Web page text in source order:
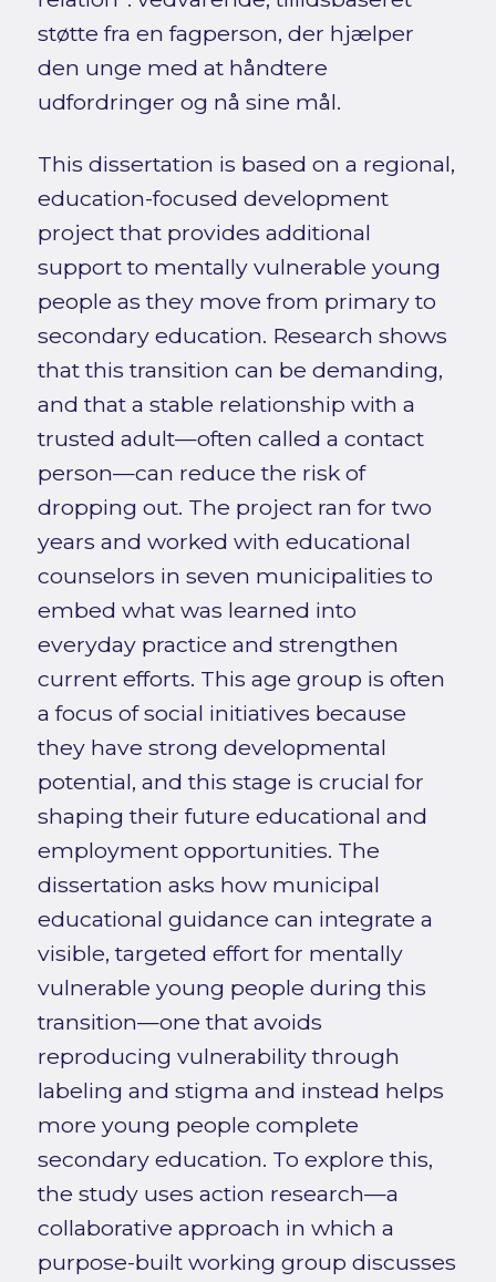
støtte fra en fagperson, der hjælper
den unge med at håndtere
udfordringer og nå sine mål.
This dissertation is based on a regional,
education-focused development
project that provides additional
support to mentally vulnerable young
people as they move from primary to
secondary education. Research shows
that this transition can be demanding,
and that a stable relationship with a
trusted adult—often called a contact
person—can reduce the risk of
dropping out. The project ran for two
years and worked with educational
counselors in seven municipalities to
embed what was learned into
everyday practice and strengthen
current efforts. This age group is often
a focus of social initiatives because
they have strong developmental
potential, and this stage is crucial for
shaping their future educational and
employment opportunities. The
dissertation asks how municipal
educational guidance can integrate a
visible, targeted effort for mentally
vulnerable young people during this
transition—one that avoids
reproducing vulnerability through
labeling and stigma and instead helps
more young people complete
secondary education. To explore this,
the study uses action research—a
collaborative approach in which a
purpose-built working group discusses